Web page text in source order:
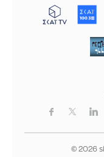
© 2026